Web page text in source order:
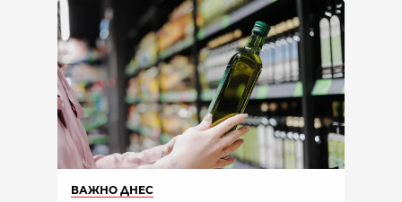
ВАЖНО ДНЕС